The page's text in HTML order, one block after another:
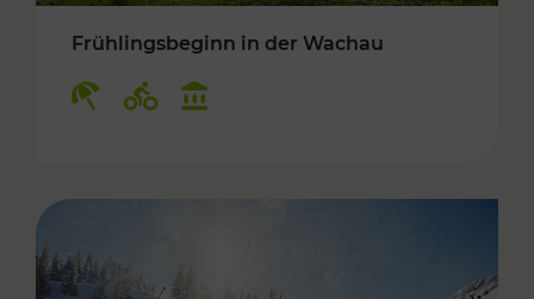
Frühlingsbeginn in der Wachau